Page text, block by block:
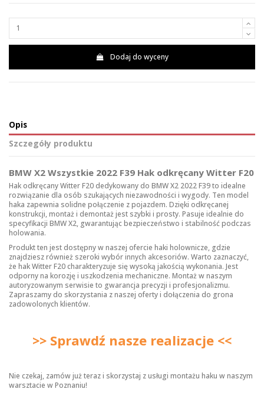
Dodaj do wyceny
Opis
Szczegóły produktu
BMW X2 Wszystkie 2022 F39 Hak odkręcany Witter F20
Hak odkręcany Witter F20 dedykowany do BMW X2 2022 F39 to idealne
rozwiązanie dla osób szukających niezawodności i wygody. Ten model
haka zapewnia solidne połączenie z pojazdem. Dzięki odkręcanej
konstrukcji, montaż i demontaż jest szybki i prosty. Pasuje idealnie do
specyfikacji BMW X2, gwarantując bezpieczeństwo i stabilność podczas
holowania.
Produkt ten jest dostępny w naszej ofercie haki holownicze, gdzie
znajdziesz również szeroki wybór innych akcesoriów. Warto zaznaczyć,
że hak Witter F20 charakteryzuje się wysoką jakością wykonania. Jest
odporny na korozję i uszkodzenia mechaniczne. Montaż w naszym
autoryzowanym serwisie to gwarancja precyzji i profesjonalizmu.
Zapraszamy do skorzystania z naszej oferty i dołączenia do grona
zadowolonych klientów.
>> Sprawdź nasze realizacje <<
Nie czekaj, zamów już teraz i skorzystaj z usługi montażu haku w naszym
warsztacie w Poznaniu!